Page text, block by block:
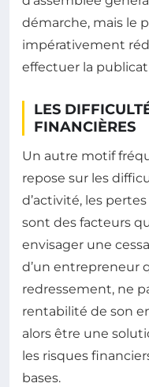
démarche, mais le
impérativement
effectuer la
LES
FINANCIÈRES
Un autre motif
repose sur les
d’activité, les
sont des facteurs
envisager une
d’un entrepreneur
redressement, ne
rentabilité de son
alors être une
les risques
bases.